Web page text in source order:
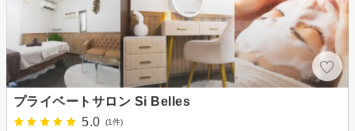
プライベートサロン Si Belles
5.0
(1件)